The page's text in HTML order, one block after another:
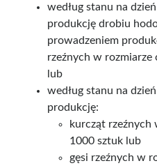
według stanu na
produkcję drobiu
prowadzeniem
rzeźnych w rozmiarze
lub
według stanu na
produkcję:
kurcząt rzeźnych
1000 sztuk lub
gęsi rzeźnych w